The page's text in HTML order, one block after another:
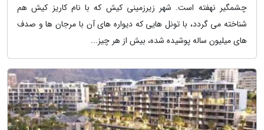
چشمگیر نهفته است. شهر زیرزمینی کیش که با نام کاریز کیش هم
شناخته می گردد، با تونل هایی که دیواره های آن با مرجان ها و صدف
های میلیون ساله پوشیده شده، بیش از هر چیز...